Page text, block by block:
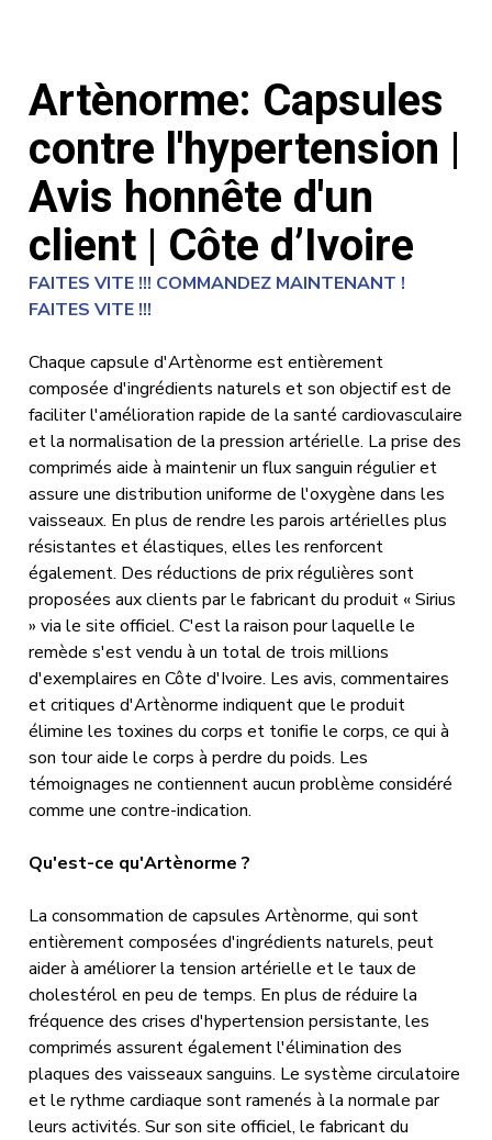
Artènorme: Capsules
contre l'hypertension |
Avis honnête d'un
client | Côte d’Ivoire
FAITES VITE !!! COMMANDEZ MAINTENANT !
FAITES VITE !!!
Chaque capsule d'Artènorme est entièrement
composée d'ingrédients naturels et son objectif est de
faciliter l'amélioration rapide de la santé cardiovasculaire
et la normalisation de la pression artérielle. La prise des
comprimés aide à maintenir un flux sanguin régulier et
assure une distribution uniforme de l'oxygène dans les
vaisseaux. En plus de rendre les parois artérielles plus
résistantes et élastiques, elles les renforcent
également. Des réductions de prix régulières sont
proposées aux clients par le fabricant du produit « Sirius
» via le site officiel. C'est la raison pour laquelle le
remède s'est vendu à un total de trois millions
d'exemplaires en Côte d'Ivoire. Les avis, commentaires
et critiques d'Artènorme indiquent que le produit
élimine les toxines du corps et tonifie le corps, ce qui à
son tour aide le corps à perdre du poids. Les
témoignages ne contiennent aucun problème considéré
comme une contre-indication.
Qu'est-ce qu'Artènorme ?
La consommation de capsules Artènorme, qui sont
entièrement composées d'ingrédients naturels, peut
aider à améliorer la tension artérielle et le taux de
cholestérol en peu de temps. En plus de réduire la
fréquence des crises d'hypertension persistante, les
comprimés assurent également l'élimination des
plaques des vaisseaux sanguins. Le système circulatoire
et le rythme cardiaque sont ramenés à la normale par
leurs activités. Sur son site officiel, le fabricant du